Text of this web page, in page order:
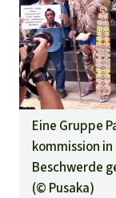
Eine Gruppe
kommission
Beschwerde
(© Pusaka)